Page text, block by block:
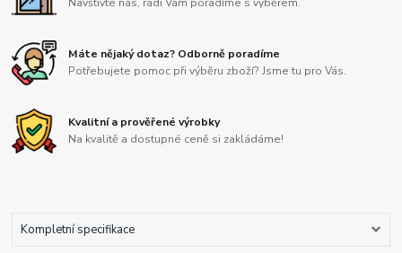
Máte nějaký dotaz? Odborně poradíme
Potřebujete pomoc při výběru zboží? Jsme tu pro Vás.
Kvalitní a prověřené výrobky
Na kvalitě a dostupné ceně si zakládáme!
Kompletní specifikace